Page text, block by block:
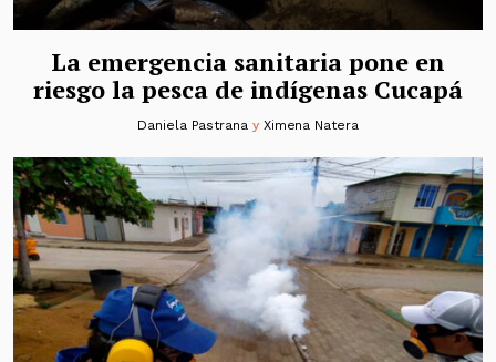
La emergencia sanitaria pone en
riesgo la pesca de indígenas Cucapá
Daniela Pastrana y Ximena Natera